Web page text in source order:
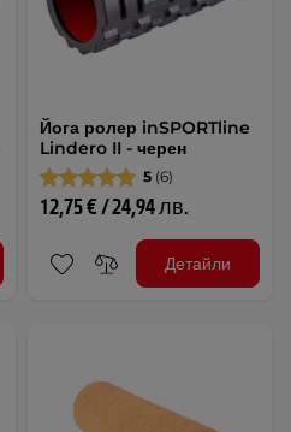
Йога ролер inSPORTline
Lindero II - черен
5 (6)
12,75 € / 24,94 лв.
Детайли